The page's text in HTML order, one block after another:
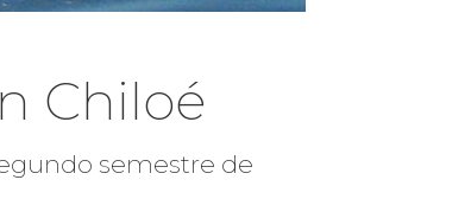
Chiloé
semestre de